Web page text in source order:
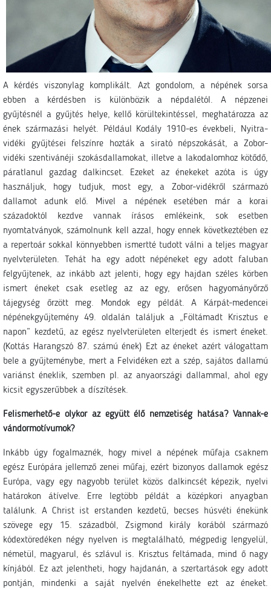
A kérdés viszonylag komplikált. Azt gondolom, a népének sorsa
ebben a kérdésben is különbözik a népdalétól. A népzenei
gyűjtésnél a gyűjtés helye, kellő körültekintéssel, meghatározza az
ének származási helyét. Például Kodály 1910-es évekbeli, Nyitra-
vidéki gyűjtései felszínre hozták a sirató népszokását, a Zobor-
vidéki szentivánéji szokásdallamokat, illetve a lakodalomhoz kötődő,
páratlanul gazdag dalkincset. Ezeket az énekeket azóta is úgy
használjuk, hogy tudjuk, most egy, a Zobor-vidékről származó
dallamot adunk elő. Mivel a népének esetében már a korai
századoktól kezdve vannak írásos emlékeink, sok esetben
nyomtatványok, számolnunk kell azzal, hogy ennek következtében ez
a repertoár sokkal könnyebben ismertté tudott válni a teljes magyar
nyelvterületen. Tehát ha egy adott népéneket egy adott faluban
felgyűjtenek, az inkább azt jelenti, hogy egy hajdan széles körben
ismert éneket csak esetleg az az egy, erősen hagyományőrző
tájegység őrzött meg. Mondok egy példát. A Kárpát-medencei
népénekgyűjtemény 49. oldalán találjuk a „Föltámadt Krisztus e
napon” kezdetű, az egész nyelvterületen elterjedt és ismert éneket.
(Kottás Harangszó 87. számú ének) Ezt az éneket azért válogattam
bele a gyűjteménybe, mert a Felvidéken ezt a szép, sajátos dallamú
variánst éneklik, szemben pl. az anyaországi dallammal, ahol egy
kicsit egyszerűbbek a díszítések.
Felismerhető-e olykor az együtt élő nemzetiség hatása? Vannak-e
vándormotívumok?
Inkább úgy fogalmaznék, hogy mivel a népének műfaja csaknem
egész Európára jellemző zenei műfaj, ezért bizonyos dallamok egész
Európa, vagy egy nagyobb terület közös dalkincsét képezik, nyelvi
határokon átívelve. Erre legtöbb példát a középkori anyagban
találunk. A Christ ist erstanden kezdetű, becses húsvéti énekünk
szövege egy 15. századból, Zsigmond király korából származó
kódextöredéken négy nyelven is megtalálható, mégpedig lengyelül,
németül, magyarul, és szlávul is. Krisztus feltámada, mind ő nagy
kínjából. Ez azt jelentheti, hogy hajdanán, a szertartások egy adott
pontján, mindenki a saját nyelvén énekelhette ezt az éneket.